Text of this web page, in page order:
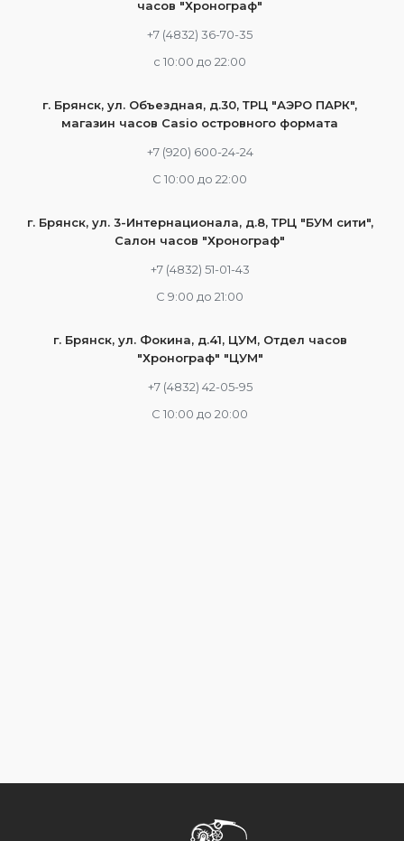
часов "Хронограф"
+7 (4832) 36-70-35
c 10:00 до 22:00
г. Брянск, ул. Объездная, д.30, ТРЦ "АЭРО ПАРК",
магазин часов Casio островного формата
+7 (920) 600-24-24
С 10:00 до 22:00
г. Брянск, ул. 3-Интернационала, д.8, ТРЦ "БУМ сити",
Салон часов "Хронограф"
+7 (4832) 51-01-43
С 9:00 до 21:00
г. Брянск, ул. Фокина, д.41, ЦУМ, Отдел часов
"Хронограф" "ЦУМ"
+7 (4832) 42-05-95
С 10:00 до 20:00